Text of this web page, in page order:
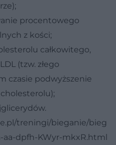
procentowego
z kości;
całkowitego,
(tzw. złego
czasie podwyższenie
treningi/bieganie/bieg
aa-dpfh-KWyr-mkxR.html